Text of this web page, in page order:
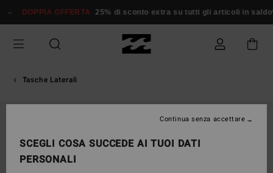
alle
prodotto
DOPPIA OFFERTA 25% di sconto extra su tutti gli articoli in saldo*
Tasche Laterali
SCEGLI COSA SUCCEDE AI TUOI DATI
PERSONALI
Continua senza accettare